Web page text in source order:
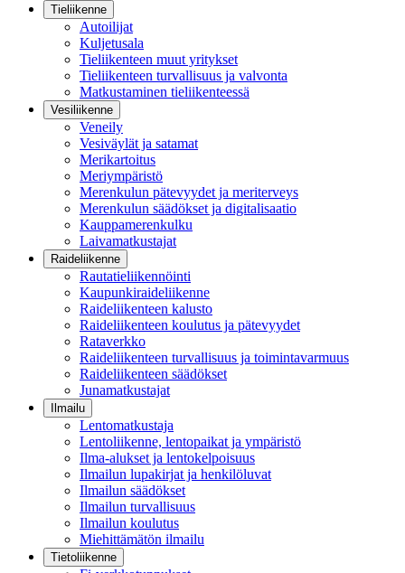
Tieliikenne
Autoilijat
Kuljetusala
Tieliikenteen muut yritykset
Tieliikenteen turvallisuus ja valvonta
Matkustaminen tieliikenteessä
Vesiliikenne
Veneily
Vesiväylät ja satamat
Merikartoitus
Meriympäristö
Merenkulun pätevyydet ja meriterveys
Merenkulun säädökset ja digitalisaatio
Kauppamerenkulku
Laivamatkustajat
Raideliikenne
Rautatieliikennöinti
Kaupunkiraideliikenne
Raideliikenteen kalusto
Raideliikenteen koulutus ja pätevyydet
Rataverkko
Raideliikenteen turvallisuus ja toimintavarmuus
Raideliikenteen säädökset
Junamatkustajat
Ilmailu
Lentomatkustaja
Lentoliikenne, lentopaikat ja ympäristö
Ilma-alukset ja lentokelpoisuus
Ilmailun lupakirjat ja henkilöluvat
Ilmailun säädökset
Ilmailun turvallisuus
Ilmailun koulutus
Miehittämätön ilmailu
Tietoliikenne